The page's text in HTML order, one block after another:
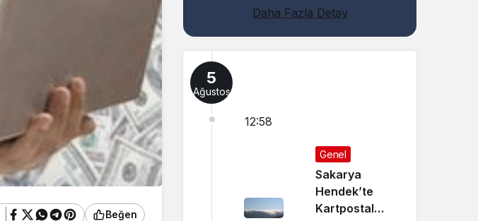
Beğen
Daha Fazla Detay
5
Ağustos
12:58
Genel
Sakarya
Hendek’te
Kartpostal